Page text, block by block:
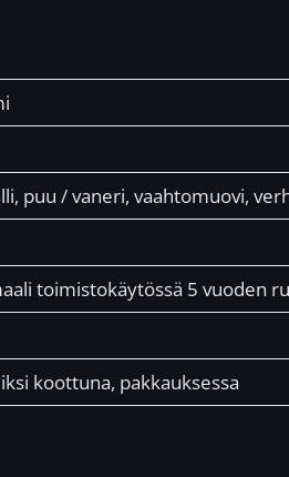
puu / vaneri, vaahtomuovi,
toimistokäytössä 5 vuoden
koottuna, pakkauksessa